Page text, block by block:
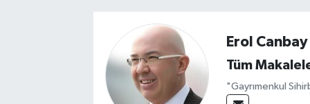
Erol Canbay
Tüm
"Gayrımenkul
Tüm Manşetler
Son Dakika Haberleri